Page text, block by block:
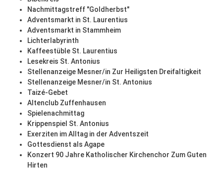
Nachmittagstreff "Goldherbst"
Adventsmarkt in St. Laurentius
Adventsmarkt in Stammheim
Lichterlabyrinth
Kaffeestüble St. Laurentius
Lesekreis St. Antonius
Stellenanzeige Mesner/in Zur Heiligsten Dreifaltigkeit
Stellenanzeige Mesner/in St. Antonius
Taizé-Gebet
Altenclub Zuffenhausen
Spielenachmittag
Krippenspiel St. Antonius
Exerziten im Alltag in der Adventszeit
Gottesdienst als Agape
Konzert 90 Jahre Katholischer Kirchenchor Zum Guten
Hirten